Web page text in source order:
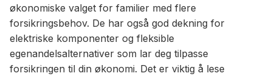
økonomiske valget for familier med flere
forsikringsbehov. De har også god dekning for
elektriske komponenter og fleksible
egenandelsalternativer som lar deg tilpasse
forsikringen til din økonomi. Det er viktig å lese